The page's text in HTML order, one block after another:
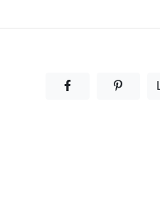
分享至facebook(另
分享至噗